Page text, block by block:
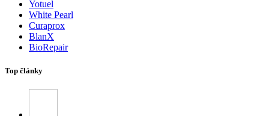
Yotuel
White Pearl
Curaprox
BlanX
BioRepair
Top články